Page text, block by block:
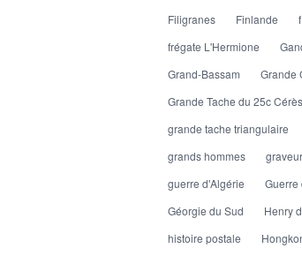
Filigranes
Finlande
frégate L'Hermione
Grand-Bassam
Grande
Grande Tache du 25c
grande tache triangulaire
grands hommes
graveur
guerre d'Algérie
Guerre
Géorgie du Sud
Henry
histoire postale